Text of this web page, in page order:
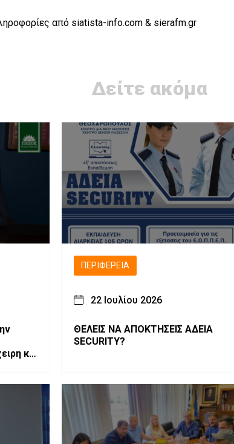
από siatista-info.com & sierafm.gr
Δείτε ακόμα
και
ΠΕΡΙΦΈΡΕΙΑ
22 Ιουλίου 2026
ΘΕΛΕΙΣ ΝΑ ΑΠΟΚΤΗΣΕΙΣ ΑΔΕΙΑ
SECURITY?